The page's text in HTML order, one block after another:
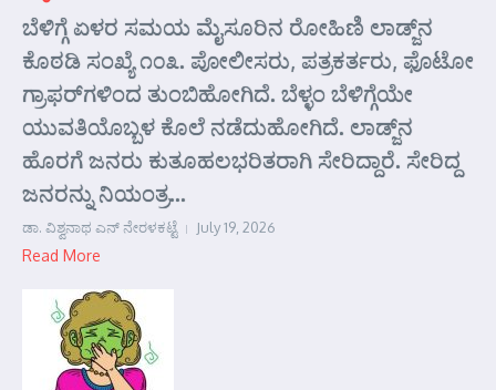
ಬೆಳಿಗ್ಗೆ ಏಳರ ಸಮಯ ಮೈಸೂರಿನ ರೋಹಿಣಿ ಲಾಡ್ಜ್‌ನ
ಕೊಠಡಿ ಸಂಖ್ಯೆ ೧೦೩. ಪೋಲೀಸರು, ಪತ್ರಕರ್ತರು, ಫೊಟೋ
ಗ್ರಾಫರ್‌ಗಳಿಂದ ತುಂಬಿಹೋಗಿದೆ. ಬೆಳ್ಳಂ ಬೆಳಿಗ್ಗೆಯೇ
ಯುವತಿಯೊಬ್ಬಳ ಕೊಲೆ ನಡೆದುಹೋಗಿದೆ. ಲಾಡ್ಜ್‌ನ
ಹೊರಗೆ ಜನರು ಕುತೂಹಲಭರಿತರಾಗಿ ಸೇರಿದ್ದಾರೆ. ಸೇರಿದ್ದ
ಜನರನ್ನು ನಿಯಂತ್ರ...
ಡಾ. ವಿಶ್ವನಾಥ ಎನ್ ನೇರಳಕಟ್ಟೆ July 19, 2026
Read More